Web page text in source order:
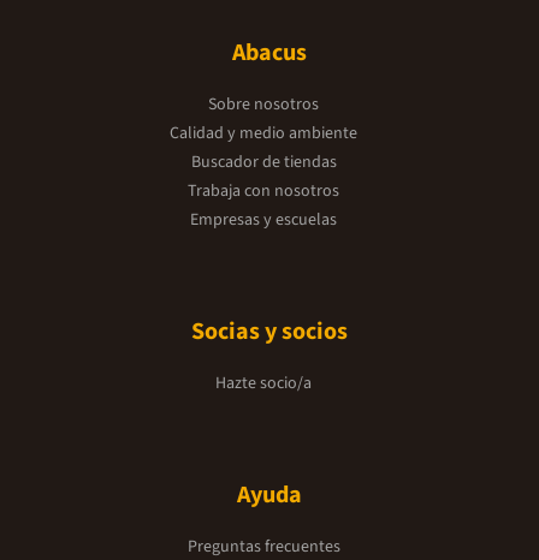
Abacus
Sobre nosotros
Calidad y medio ambiente
Buscador de tiendas
Trabaja con nosotros
Empresas y escuelas
Socias y socios
Hazte socio/a
Ayuda
Preguntas frecuentes